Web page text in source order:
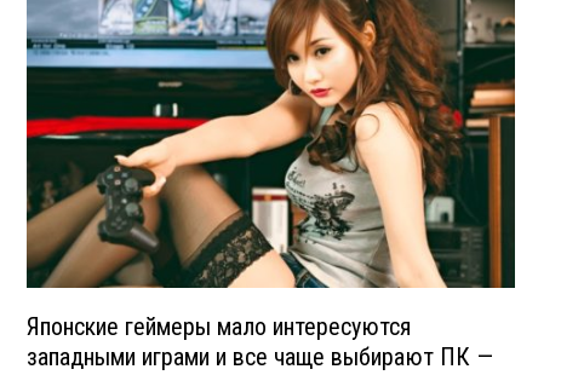
Японские геймеры мало интересуются
западными играми и все чаще выбирают ПК —